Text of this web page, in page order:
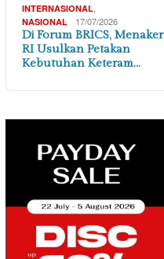
INTERNASIONAL
NASIONAL 17/07/2026
Di Forum BRICS, Menaker
RI Usulkan Petakan
Kebutuhan Keteram…